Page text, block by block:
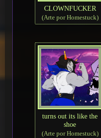
CLOWNFUCKER
(Arte por Homestuck)
turns out its like the
shoe
(Arte por Homestuck)